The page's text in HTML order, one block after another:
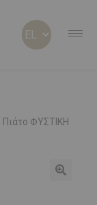
Πιάτο ΦΥΣΤΙΚΗ